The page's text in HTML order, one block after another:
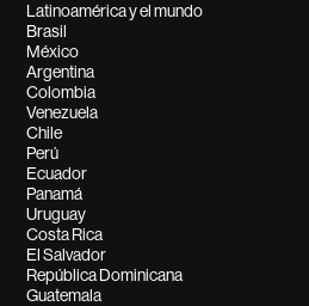
Latinoamérica y el mundo
Brasil
México
Argentina
Colombia
Venezuela
Chile
Perú
Ecuador
Panamá
Uruguay
Costa Rica
El Salvador
República Dominicana
Guatemala